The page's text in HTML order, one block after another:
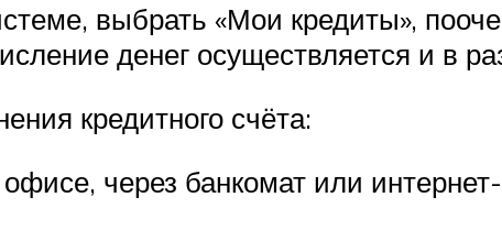
выбрать «Мои кредиты»,
денег осуществляется и в
кредитного счёта:
через банкомат или